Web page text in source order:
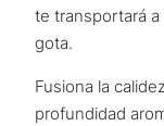
te transportará a
gota.
Fusiona la
profundidad